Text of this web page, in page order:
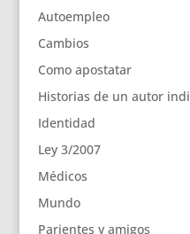
Autoempleo
Cambios
Como apostatar
Historias de un autor indi
Identidad
Ley 3/2007
Médicos
Mundo
Parientes y amigos